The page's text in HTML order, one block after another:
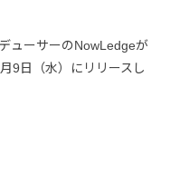
ューサーのNowLedgeが
9日（水）にリリースし